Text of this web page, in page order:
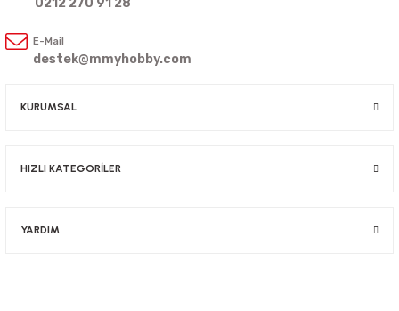
E-Mail
destek@mmyhobby.com
KURUMSAL
HIZLI KATEGORİLER
YARDIM